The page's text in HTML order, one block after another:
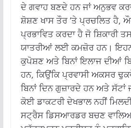
ਦੇ ਗਵਾਹ ਬਣਦੇ ਹਨ ਜਾਂ ਅਨੁਭਵ
ਸ਼ੋਸ਼ਣ ਖਾਸ ਤੌਰ ‘ਤੇ ਪ੍ਰਚਲਿਤ ਹੈ,
ਪ੍ਰਭਾਵਿਤ ਕਰਦਾ ਹੈ ਜੋ ਸ਼ਿਕਾਰੀ
ਯਾਤਰੀਆਂ ਲਈ ਕਮਜ਼ੋਰ ਹਨ।
ਕੁਪੋਸ਼ਣ ਅਤੇ ਬਿਨਾਂ ਇਲਾਜ ਦੀਆਂ
ਹਨ, ਕਿਉਂਕਿ ਪ੍ਰਵਾਸੀ ਅਕਸਰ
ਬਿਨਾਂ ਦਿਨ ਗੁਜ਼ਾਰਦੇ ਹਨ ਅਤੇ ਸੱਟਾਂ
ਕੋਈ ਡਾਕਟਰੀ ਦੇਖਭਾਲ ਨਹੀਂ
ਸਟ੍ਰੈਸ ਡਿਸਆਰਡਰ ਬਚਣ